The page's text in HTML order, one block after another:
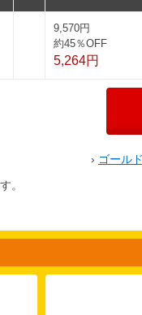
9,570円
約45％OFF
5,264円
› ゴール
。